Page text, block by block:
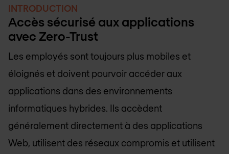
INTRODUCTION
Accès sécurisé aux applications
avec Zero-Trust
Les employés sont toujours plus mobiles et
éloignés et doivent pourvoir accéder aux
applications dans des environnements
informatiques hybrides. Ils accèdent
généralement directement à des applications
Web, utilisent des réseaux compromis et utilisent